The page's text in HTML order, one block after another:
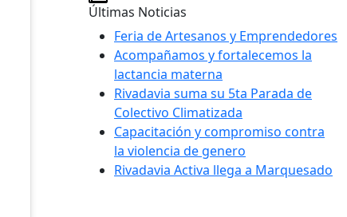
Últimas Noticias
Feria de Artesanos y Emprendedores
Acompañamos y fortalecemos la
lactancia materna
Rivadavia suma su 5ta Parada de
Colectivo Climatizada
Capacitación y compromiso contra
la violencia de genero
Rivadavia Activa llega a Marquesado